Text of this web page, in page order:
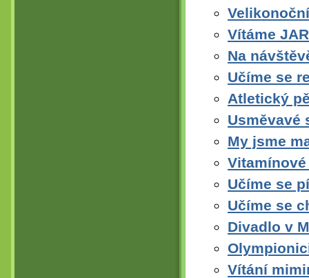
Vítáme
Na
Učíme se
Atletický
Usměvavé
My jsme
Učíme se
Učíme se
Divadlo v
Vítání